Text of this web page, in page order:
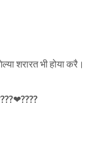
शरारत भी होया करै।